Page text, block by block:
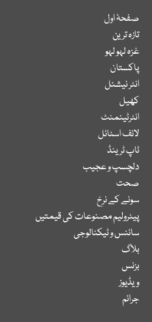
صفحۂ اول
تازہ ترین
غزہ لہو لہو
پاکستان
انٹر نیشنل
کھیل
انٹرٹینمنٹ
لائف اسٹائل
ٹاپ ٹرینڈ
دلچسپ و عجیب
صحت
سونے کے نرخ
پیٹرولیم مصنوعات کی قیمتیں
سائنس و ٹیکنالوجی
بلاگ
بزنس
ویڈیوز
جرائم